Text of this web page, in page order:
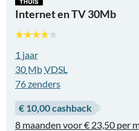
Internet en TV 30Mb
1 jaar
30 MbVDSL
76zenders
€ 10,00 cashback
8 maanden voor € 23,50 per